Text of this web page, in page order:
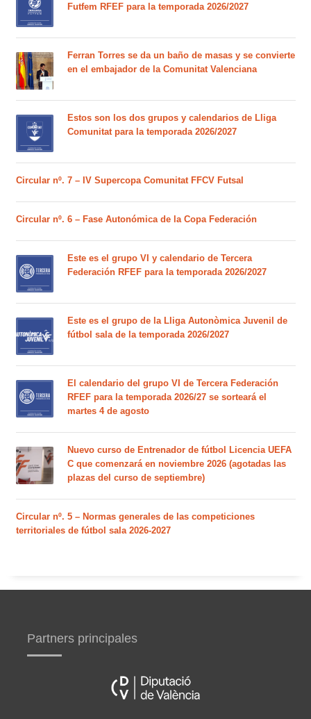
Futfem RFEF para la temporada 2026/2027
Ferran Torres se da un baño de masas y se convierte
en el embajador de la Comunitat Valenciana
Estos son los dos grupos y calendarios de Lliga
Comunitat para la temporada 2026/2027
Circular nº. 7 – IV Supercopa Comunitat FFCV Futsal
Circular nº. 6 – Fase Autonómica de la Copa Federación
Este es el grupo VI y calendario de Tercera
Federación RFEF para la temporada 2026/2027
Este es el grupo de la Lliga Autonòmica Juvenil de
fútbol sala de la temporada 2026/2027
El calendario del grupo VI de Tercera Federación
RFEF para la temporada 2026/27 se sorteará el
martes 4 de agosto
Nuevo curso de Entrenador de fútbol Licencia UEFA
C que comenzará en noviembre 2026 (agotadas las
plazas del curso de septiembre)
Circular nº. 5 – Normas generales de las competiciones
territoriales de fútbol sala 2026-2027
Partners principales